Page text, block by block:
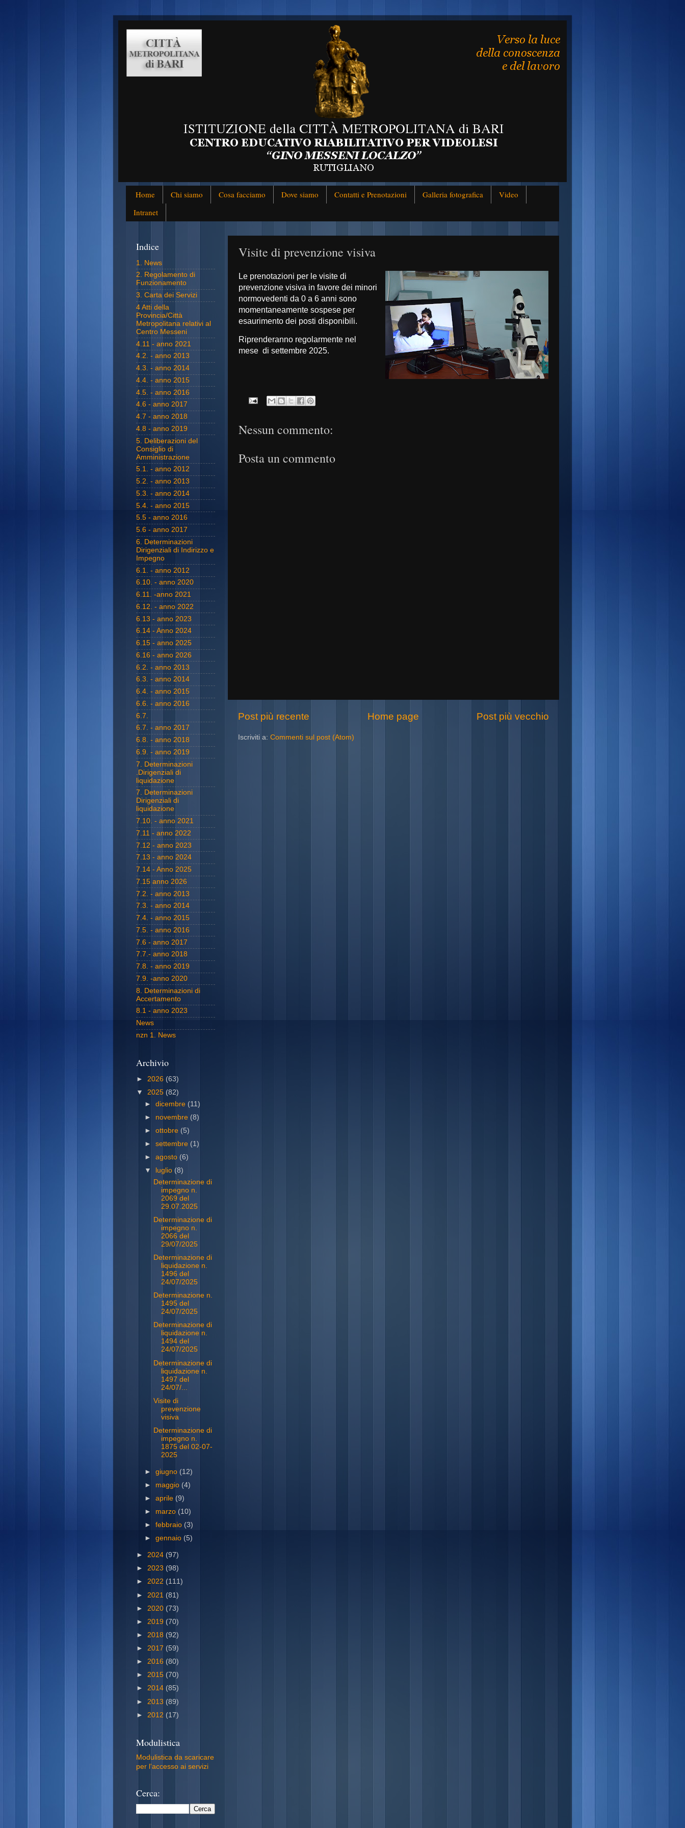
Home Chi siamo Cosa facciamo Dove siamo Contatti e Prenotazioni Galleria fotografica
Video
Intranet
Visite di prevenzione visiva
Le prenotazioni per le visite di
prevenzione visiva in favore dei minori
normovedenti da 0 a 6 anni sono
momentaneamente sospese per
esaurimento dei posti disponibili.
Riprenderanno regolarmente nel
mese di settembre 2025.
Nessun commento:
Posta un commento
Post più recente Post più vecchio
Home page
Iscriviti a: Commenti sul post (Atom)
Indice
1. News
2. Regolamento di
Funzionamento
3. Carta dei Servizi
4 Atti della
Provincia/Città
Metropolitana relativi al
Centro Messeni
4.11 - anno 2021
4.2. - anno 2013
4.3. - anno 2014
4.4. - anno 2015
4.5. - anno 2016
4.6 - anno 2017
4.7 - anno 2018
4.8 - anno 2019
5. Deliberazioni del
Consiglio di
Amministrazione
5.1. - anno 2012
5.2. - anno 2013
5.3. - anno 2014
5.4. - anno 2015
5.5 - anno 2016
5.6 - anno 2017
6. Determinazioni
Dirigenziali di Indirizzo e
Impegno
6.1. - anno 2012
6.10. - anno 2020
6.11. -anno 2021
6.12. - anno 2022
6.13 - anno 2023
6.14 - Anno 2024
6.15 - anno 2025
6.16 - anno 2026
6.2. - anno 2013
6.3. - anno 2014
6.4. - anno 2015
6.6. - anno 2016
6.7.
6.7. - anno 2017
6.8. - anno 2018
6.9. - anno 2019
7. Determinazioni
.Dirigenziali di
liquidazione
7. Determinazioni
Dirigenziali di
liquidazione
7.10. - anno 2021
7.11 - anno 2022
7.12 - anno 2023
7.13 - anno 2024
7.14 - Anno 2025
7.15 anno 2026
7.2. - anno 2013
7.3. - anno 2014
7.4. - anno 2015
7.5. - anno 2016
7.6 - anno 2017
7.7.- anno 2018
7.8. - anno 2019
7.9. -anno 2020
8. Determinazioni di
Accertamento
8.1 - anno 2023
News
nzn 1. News
Archivio
► 2026 (63)
▼ 2025 (82)
►dicembre (11)
► novembre (8)
►ottobre (5)
►settembre (1)
►agosto (6)
▼
luglio (8)
Determinazione di
impegno n.
2069 del
29.07.2025
Determinazione di
impegno n.
2066 del
29/07/2025
Determinazione di
liquidazione n.
1496 del
24/07/2025
Determinazione n.
1495 del
24/07/2025
Determinazione di
liquidazione n.
1494 del
24/07/2025
Determinazione di
liquidazione n.
1497 del
24/07/...
Visite di
prevenzione
visiva
Determinazione di
impegno n.
1875 del 02-07-
2025
►giugno (12)
► maggio (4)
►aprile (9)
► marzo (10)
►febbraio (3)
►gennaio (5)
► 2024 (97)
► 2023 (98)
► 2022 (111)
► 2021 (81)
► 2020 (73)
► 2019 (70)
► 2018 (92)
► 2017 (59)
► 2016 (80)
► 2015 (70)
► 2014 (85)
► 2013 (89)
► 2012 (17)
Modulistica
Modulistica da scaricare
per l'accesso ai servizi
Cerca: